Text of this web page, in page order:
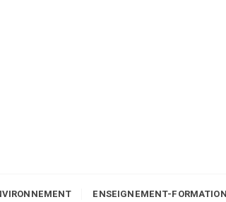
ENSEIGNEMENT-FORMATION